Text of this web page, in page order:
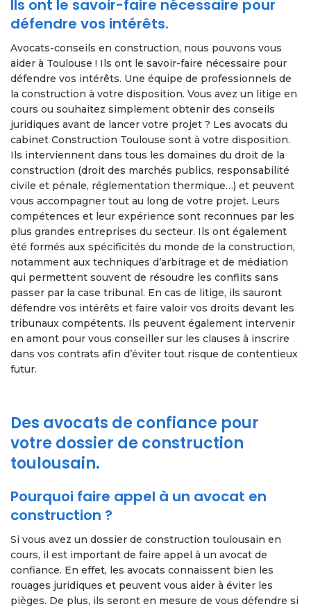
Ils ont le savoir-faire nécessaire pour
défendre vos intérêts.
Avocats-conseils en construction, nous pouvons vous
aider à Toulouse ! Ils ont le savoir-faire nécessaire pour
défendre vos intérêts. Une équipe de professionnels de
la construction à votre disposition. Vous avez un litige en
cours ou souhaitez simplement obtenir des conseils
juridiques avant de lancer votre projet ? Les avocats du
cabinet Construction Toulouse sont à votre disposition.
Ils interviennent dans tous les domaines du droit de la
construction (droit des marchés publics, responsabilité
civile et pénale, réglementation thermique…) et peuvent
vous accompagner tout au long de votre projet. Leurs
compétences et leur expérience sont reconnues par les
plus grandes entreprises du secteur. Ils ont également
été formés aux spécificités du monde de la construction,
notamment aux techniques d’arbitrage et de médiation
qui permettent souvent de résoudre les conflits sans
passer par la case tribunal. En cas de litige, ils sauront
défendre vos intérêts et faire valoir vos droits devant les
tribunaux compétents. Ils peuvent également intervenir
en amont pour vous conseiller sur les clauses à inscrire
dans vos contrats afin d’éviter tout risque de contentieux
futur.
Des avocats de confiance pour
votre dossier de construction
toulousain.
Pourquoi faire appel à un avocat en
construction ?
Si vous avez un dossier de construction toulousain en
cours, il est important de faire appel à un avocat de
confiance. En effet, les avocats connaissent bien les
rouages juridiques et peuvent vous aider à éviter les
pièges. De plus, ils seront en mesure de vous défendre si